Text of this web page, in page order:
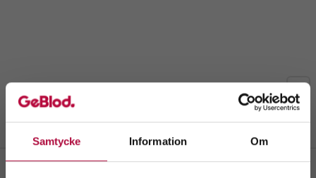
Samtycke Information Om